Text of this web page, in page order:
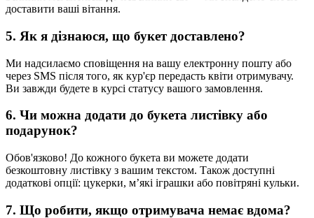
доставити ваші вітання.
5. Як я дізнаюся, що букет доставлено?
Ми надсилаємо сповіщення на вашу електронну пошту або
через SMS після того, як кур'єр передасть квіти отримувачу.
Ви завжди будете в курсі статусу вашого замовлення.
6. Чи можна додати до букета листівку або
подарунок?
Обов'язково! До кожного букета ви можете додати
безкоштовну листівку з вашим текстом. Також доступні
додаткові опції: цукерки, м’які іграшки або повітряні кульки.
7. Що робити, якщо отримувача немає вдома?